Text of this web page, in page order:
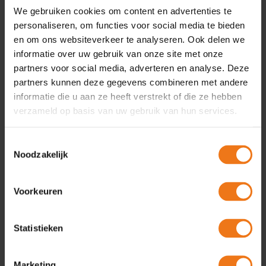
We gebruiken cookies om content en advertenties te
personaliseren, om functies voor social media te bieden
en om ons websiteverkeer te analyseren. Ook delen we
informatie over uw gebruik van onze site met onze
partners voor social media, adverteren en analyse. Deze
partners kunnen deze gegevens combineren met andere
informatie die u aan ze heeft verstrekt of die ze hebben
verzameld op basis van uw gebruik van hun services.
Noodzakelijk
Voorkeuren
Statistieken
Financiële evaluatie
Een latere inwerkingtreding van de
Omgevingswet brengt extra kosten met zich
mee voor bevoegd gezagen en het ministerie
van Binnenlandse Zaken en Koninkrijksrelaties.
Tijdens een financiële evaluatie in 2023 wordt
meegebracht voor overheden. Het
budgetneutraal kan worden ingevoerd in een
periode van tien jaar. Het Rijk en de bestuurlijke
interbestuurlijk verband zullen zoeken naar